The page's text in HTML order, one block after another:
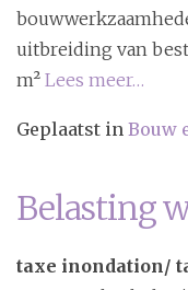
uitbreiding van
m² Lees meer…
Geplaatst in Bouw
Belasting
taxe inondation/